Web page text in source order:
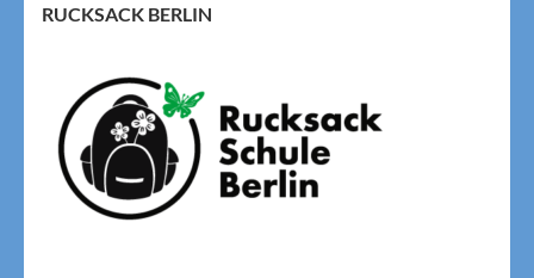
RUCKSACK BERLIN